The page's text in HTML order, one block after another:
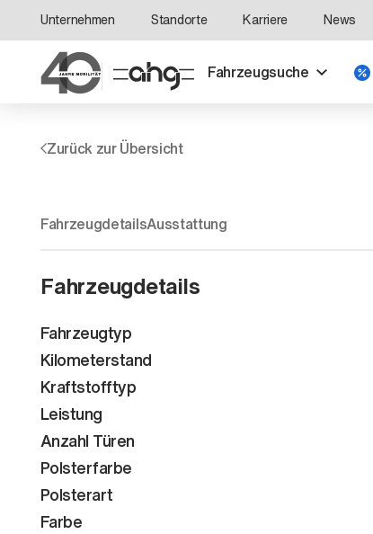
Unternehmen Standorte Karriere News
Fahrzeugsuche
Zurück zur Übersicht
FahrzeugdetailsAusstattung
Fahrzeugdetails
Fahrzeugtyp
Kilometerstand
Kraftstofftyp
Leistung
Anzahl Türen
Polsterfarbe
Polsterart
Farbe